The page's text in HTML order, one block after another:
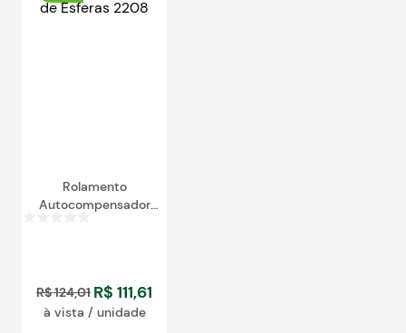
Rolamento
Autocompensador
R$124,01 R$ 111,61
à vista / unidade